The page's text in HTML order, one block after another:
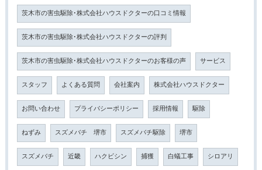
茨木市の害虫駆除･株式会社ハウスドクターの口コミ情報
茨木市の害虫駆除･株式会社ハウスドクターの評判
茨木市の害虫駆除･株式会社ハウスドクターのお客様の声 サービス
スタッフ よくある質問 会社案内 株式会社ハウスドクター
お問い合わせ プライバシーポリシー 採用情報 駆除
ねずみ スズメバチ 堺市 スズメバチ駆除 堺市
スズメバチ 近畿 ハクビシン 捕獲 白蟻工事 シロアリ